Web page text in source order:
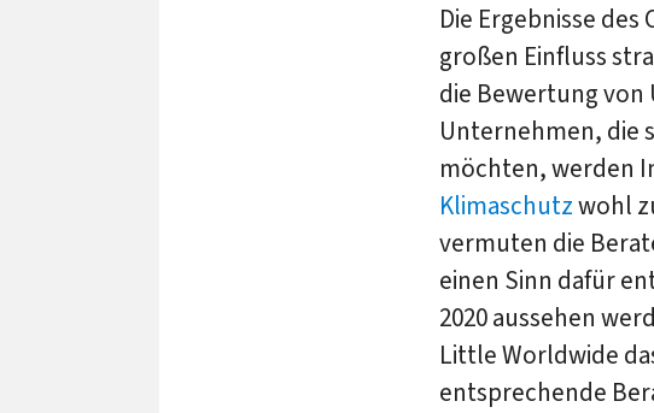
Die Ergebnisse
großen Einfluss
die Bewertung
Unternehmen, die
möchten, werden
Klimaschutzwohl
vermuten die
einen Sinn dafür
2020 aussehen
Little Worldwide
entsprechende